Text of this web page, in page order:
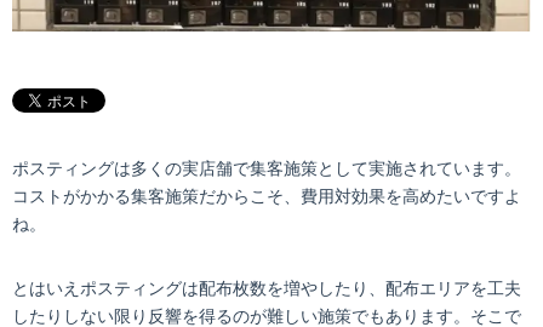
ポスティングは多くの実店舗で集客施策として実施されています。
コストがかかる集客施策だからこそ、費用対効果を高めたいですよ
ね。
とはいえポスティングは配布枚数を増やしたり、配布エリアを工夫
したりしない限り反響を得るのが難しい施策でもあります。そこで